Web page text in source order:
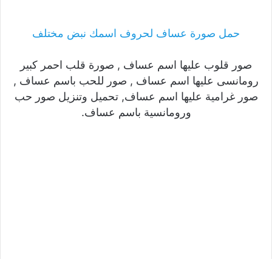
حمل صورة عساف لحروف اسمك نبض مختلف
صور قلوب عليها اسم عساف , صورة قلب احمر كبير
رومانسى عليها اسم عساف , صور للحب باسم عساف ,
صور غرامية عليها اسم عساف, تحميل وتنزيل صور حب
ورومانسية باسم عساف.